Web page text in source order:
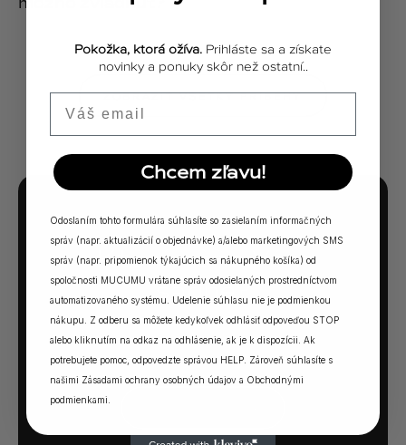
ZOBRAZIŤ VŠETKY PRÍBEHY
MUCUMU KVÍZ
Ktorá vôňa Vám
sadne?
5 otázok. Jedna odpoveď. Vaša ideálna MUCUMU
vôňa.
Pokožka, ktorá ožíva. Prihláste sa a získate
novinky a ponuky skôr než ostatní..
Chcem zľavu!
Odoslaním tohto formulára súhlasíte so zasielaním informačných
správ (napr. aktualizácií o objednávke) a/alebo marketingových SMS
správ (napr. pripomienok týkajúcich sa nákupného košíka) od
spoločnosti MUCUMU vrátane správ odosielaných prostredníctvom
automatizovaného systému. Udelenie súhlasu nie je podmienkou
nákupu. Z odberu sa môžete kedykoľvek odhlásiť odpoveďou STOP
alebo kliknutím na odkaz na odhlásenie, ak je k dispozícii. Ak
potrebujete pomoc, odpovedzte správou HELP. Zároveň súhlasíte s
našimi Zásadami ochrany osobných údajov a Obchodnými
podmienkami